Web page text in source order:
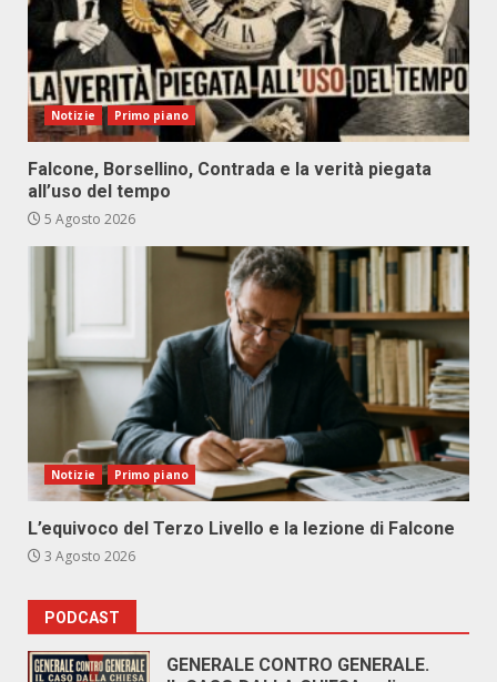
Notizie Primo piano
Falcone, Borsellino, Contrada e la verità piegata
all’uso del tempo
5 Agosto 2026
Notizie Primo piano
L’equivoco del Terzo Livello e la lezione di Falcone
3 Agosto 2026
PODCAST
GENERALE CONTRO GENERALE.